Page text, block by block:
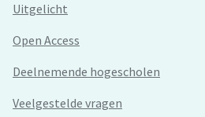
Uitgelicht
Open Access
Deelnemende hogescholen
Veelgestelde vragen